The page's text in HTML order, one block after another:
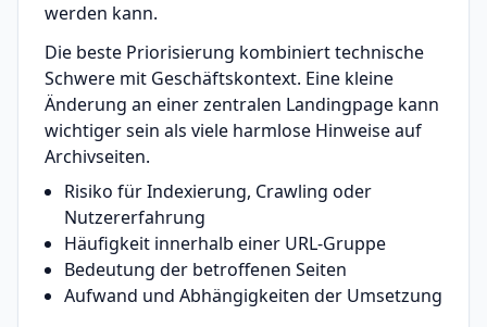
werden kann.
Die beste Priorisierung kombiniert technische
Schwere mit Geschäftskontext. Eine kleine
Änderung an einer zentralen Landingpage kann
wichtiger sein als viele harmlose Hinweise auf
Archivseiten.
Risiko für Indexierung, Crawling oder
Nutzererfahrung
Häufigkeit innerhalb einer URL-Gruppe
Bedeutung der betroffenen Seiten
Aufwand und Abhängigkeiten der Umsetzung